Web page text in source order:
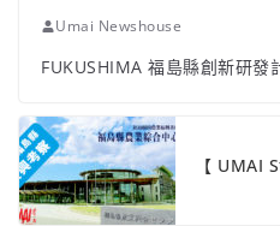
Umai Newshouse
FUKUSHIMA 福島縣創新研發
【 UMAI